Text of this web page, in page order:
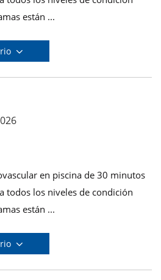
están ...
en piscina de 30 minutos
todos los niveles de condición
están ...